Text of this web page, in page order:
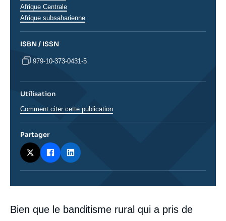
Corps
analyses
Bien que le banditisme rural qui a pris de
Afrique Centrale
Afrique subsaharienne
ISBN / ISSN
979-10-373-0431-5
Utilisation
Comment citer cette publication
Partager